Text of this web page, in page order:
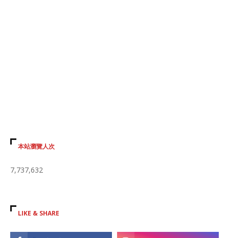
本站瀏覽人次
7,737,632
LIKE & SHARE